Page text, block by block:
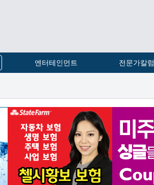
엔터테인먼트 전문가칼럼